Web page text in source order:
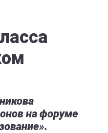
на форуме